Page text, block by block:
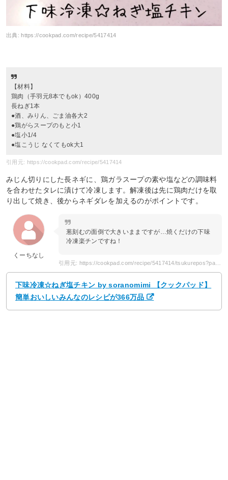
出典:https://cookpad.com/recipe/5417414
【材料】
鶏肉（手羽元8本でもok）400g
長ねぎ1本
●酒、みりん、ごま油各大2
●鶏がらスープのもと小1
●塩小1/4
●塩こうじ なくてもok大1
引用元: https://cookpad.com/recipe/5417414
みじん切りにした長ネギに、鶏ガラスープの素や塩などの調味料
を合わせたタレに漬けて冷凍します。解凍後は先に鶏肉だけを取
り出して焼き、後からネギダレを加えるのがポイントです。
くーちなし
葱刻むの面倒で大きいままですが…焼くだけの下味
冷凍楽チンですね！
引用元: https://cookpad.com/recipe/5417414/tsukurepos?page=5
下味冷凍☆ねぎ塩チキン by soranomimi 【クックパッド】
簡単おいしいみんなのレシピが366万品